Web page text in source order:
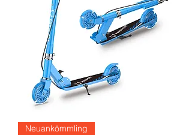
Neuankömmling